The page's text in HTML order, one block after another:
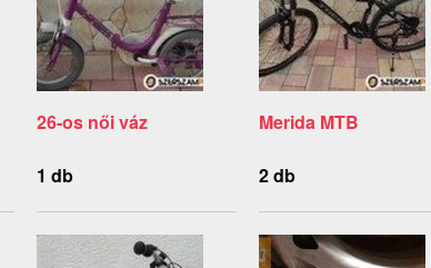
26-os női váz
1 db
Merida MTB
2 db